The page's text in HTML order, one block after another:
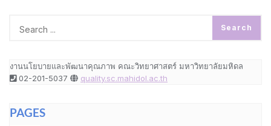
งานนโยบายและพัฒนาคุณภาพ คณะวิทยาศาสตร์ มหาวิทยาลัยมหิดล
02-201-5037
quality.sc.mahidol.ac.th
PAGES